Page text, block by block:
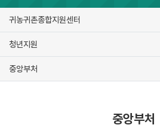
귀농귀촌종합지원센터
청년지원
중앙부처
중앙부처